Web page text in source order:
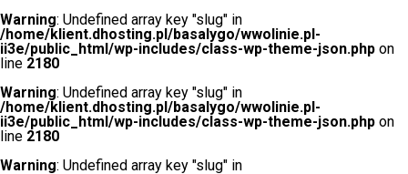
Warning: Undefined array key "slug" in
/home/klient.dhosting.pl/basalygo/wwolinie.pl-
ii3e/public_html/wp-includes/class-wp-theme-json.php on
line 2180
Warning: Undefined array key "slug" in
/home/klient.dhosting.pl/basalygo/wwolinie.pl-
ii3e/public_html/wp-includes/class-wp-theme-json.php on
line 2180
Warning: Undefined array key "slug" in